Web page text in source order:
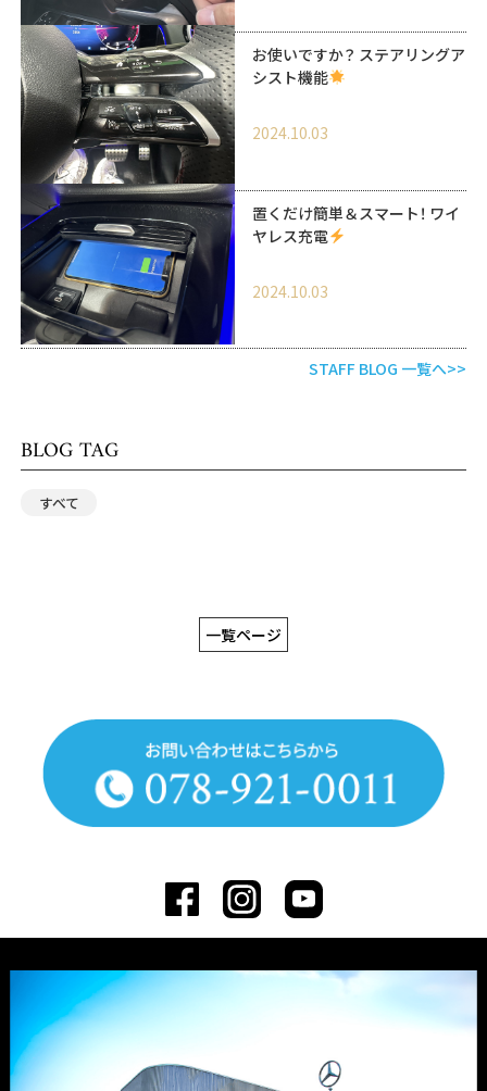
お使いですか？ ステアリングア
シスト機能
2024.10.03
置くだけ簡単＆スマート！ ワイ
ヤレス充電
2024.10.03
STAFF BLOG 一覧へ>>
BLOG TAG
すべて
一覧ページ